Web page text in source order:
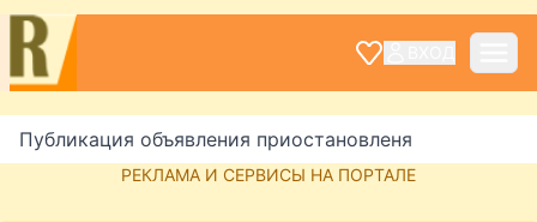
Публикация объявления приостановленя
РЕКЛАМА И СЕРВИСЫ НА ПОРТАЛЕ